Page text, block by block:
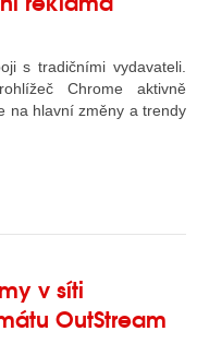
s tradičními vydavateli.
Chrome aktivně
na hlavní změny a trendy
v síti
OutStream